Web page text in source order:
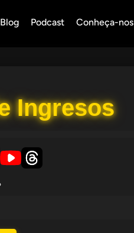
Blog Podcast Conheça-nos